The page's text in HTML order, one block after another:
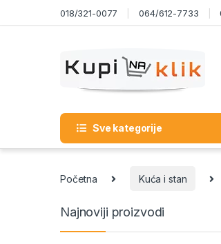
Skip to navigation018/321-0077 064/612-7733
Sve kategorije
Početna Kuća i stan
Najnoviji proizvodi